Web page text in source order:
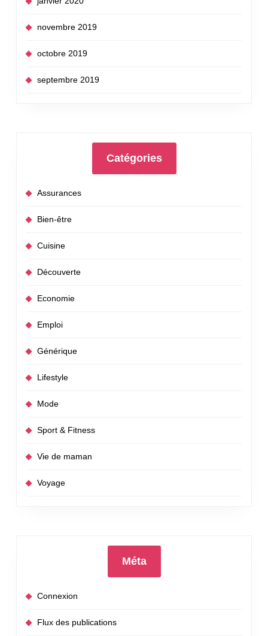
novembre 2019
octobre 2019
septembre 2019
Catégories
Assurances
Bien-être
Cuisine
Découverte
Economie
Emploi
Générique
Lifestyle
Mode
Sport & Fitness
Vie de maman
Voyage
Méta
Connexion
Flux des publications